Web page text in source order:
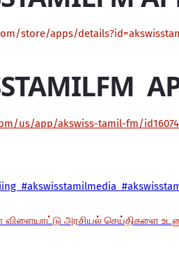
store/apps/
us/app/akswiss-tamil-fm/
#akswisstamilmedia
விளையாட்டு அரசியல் செய்திகளை